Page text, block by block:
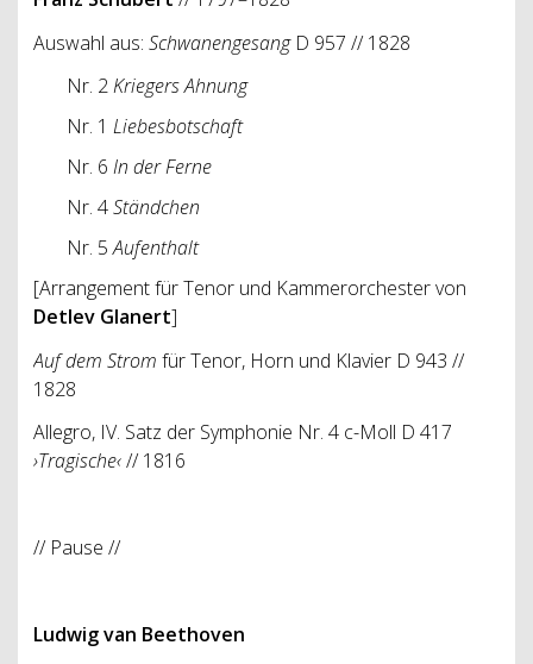
Auswahl aus: Schwanengesang D 957 // 1828
Nr. 2Kriegers Ahnung
Nr. 1 Liebesbotschaft
Nr. 6 In der Ferne
Nr. 4Ständchen
Nr. 5Aufenthalt
[Arrangement für Tenor und Kammerorchester von
Detlev Glanert]
Auf dem Strom für Tenor, Horn und Klavier D 943 //
1828
Allegro, IV. Satz der Symphonie Nr. 4 c-Moll D 417
›Tragische‹// 1816
// Pause //
Ludwig van Beethoven